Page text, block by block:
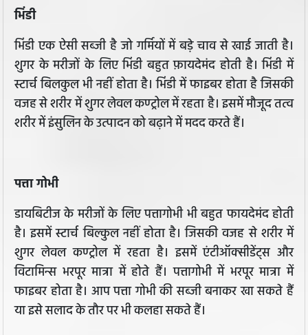
भिंडी
भिंडी एक ऐसी सब्जी है जो गर्मियों में बड़े चाव से खाई जाती है।
शुगर के मरीजों के लिए भिंडी बहुत फ़ायदेमंद होती है। भिंडी में
स्टार्च बिलकुल भी नहीं होता है। भिंडी में फाइबर होता है जिसकी
वजह से शरीर में शुगर लेवल कण्ट्रोल में रहता है। इसमें मौजूद तत्व
शरीर में इंसुलिन के उत्पादन को बढ़ाने में मदद करते हैं।
पत्ता गोभी
डायबिटीज के मरीजों के लिए पत्तागोभी भी बहुत फायदेमंद होती
है। इसमें स्टार्च बिल्कुल नहीं होता है। जिसकी वजह से शरीर में
शुगर लेवल कण्ट्रोल में रहता है। इसमें एंटीऑक्सीडेंट्स और
विटामिन्स भरपूर मात्रा में होते हैं। पत्तागोभी में भरपूर मात्रा में
फाइबर होता है। आप पत्ता गोभी की सब्जी बनाकर खा सकते हैं
या इसे सलाद के तौर पर भी कलहा सकते हैं।